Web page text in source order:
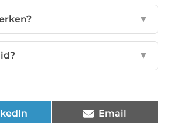
▼
▼
Email